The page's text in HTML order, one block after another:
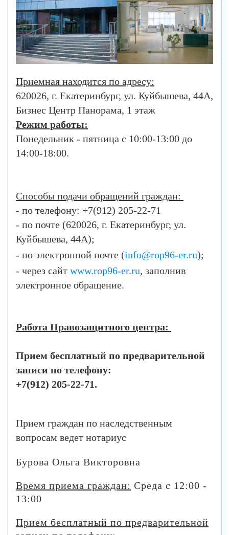
Приемная находится по адресу:
620026, г. Екатеринбург, ул. Куйбышева, 44А,
Бизнес Центр Панорама, 1 этаж
Режим работы:
Понедельник - пятница с 10:00-13:00 до
14:00-18:00.
Способы подачи обращений граждан:
- по телефону: +7(912) 205-22-71
- по почте (620026, г. Екатеринбург, ул.
Куйбышева, 44А);
- по электронной почте (info@rop96-er.ru);
- через сайт www.rop96-er.ru, заполнив
электронное обращение.
Работа Правозащитного центра:
Прием бесплатный по предварительной
записи по телефону:
+7(912) 205-22-71.
Прием граждан по наследственным
вопросам ведет нотариус
Бурова Ольга Викторовна
Время приема граждан: Среда с 12:00 -
13:00
Прием бесплатный по предварительной